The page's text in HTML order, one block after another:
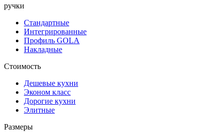
ручки
Стандартные
Интегрированные
Профиль GOLA
Накладные
Стоимость
Дешевые кухни
Эконом класс
Дорогие кухни
Элитные
Размеры